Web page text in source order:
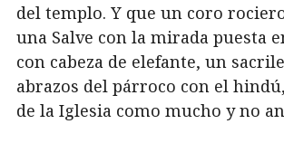
del templo. Y que un coro
una Salve con la mirada puesta
con cabeza de elefante, un
abrazos del párroco con el
de la Iglesia como mucho y no